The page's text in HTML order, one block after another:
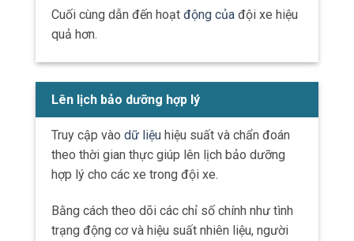
Cuối cùng dẫn đến hoạt động của đội xe hiệu
quả hơn.
Lên lịch bảo dưỡng hợp lý
Truy cập vào dữ liệu hiệu suất và chẩn đoán
theo thời gian thực giúp lên lịch bảo dưỡng
hợp lý cho các xe trong đội xe.
Bằng cách theo dõi các chỉ số chính như tình
trạng động cơ và hiệu suất nhiên liệu, người